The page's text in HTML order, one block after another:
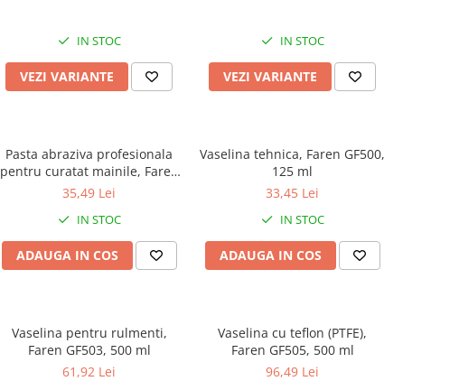
IN STOC
VEZI VARIANTE
IN STOC
VEZI VARIANTE
Pasta abraziva profesionala
pentru curatat mainile, Faren
Cler, 1 litru
35,49 Lei
IN STOC
ADAUGA IN COS
Vaselina tehnica, Faren GF500,
125 ml
33,45 Lei
IN STOC
ADAUGA IN COS
Vaselina pentru rulmenti,
Faren GF503, 500 ml
61,92 Lei
Vaselina cu teflon (PTFE),
Faren GF505, 500 ml
96,49 Lei